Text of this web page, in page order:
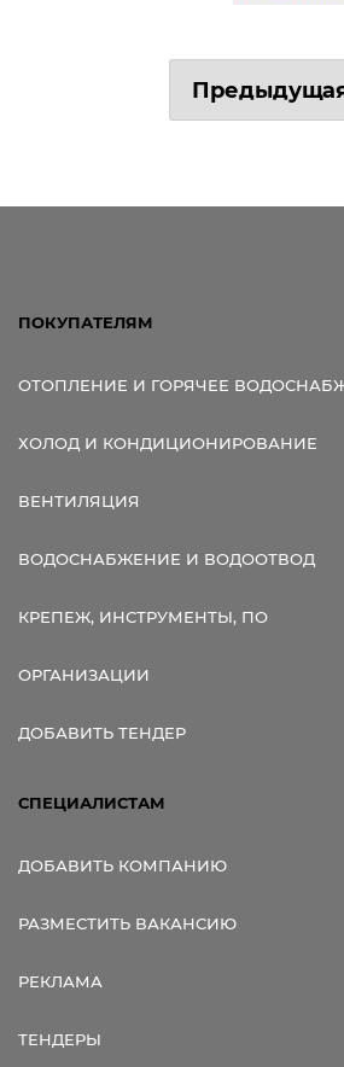
ПОКУПАТЕЛЯМ
ОТОПЛЕНИЕ И ГОРЯЧЕЕ
ХОЛОД И КОНДИЦИОНИРОВАНИЕ
ВЕНТИЛЯЦИЯ
ВОДОСНАБЖЕНИЕ И ВОДООТВОД
КРЕПЕЖ, ИНСТРУМЕНТЫ, ПО
ОРГАНИЗАЦИИ
ДОБАВИТЬ ТЕНДЕР
СПЕЦИАЛИСТАМ
ДОБАВИТЬ КОМПАНИЮ
РАЗМЕСТИТЬ ВАКАНСИЮ
РЕКЛАМА
ТЕНДЕРЫ